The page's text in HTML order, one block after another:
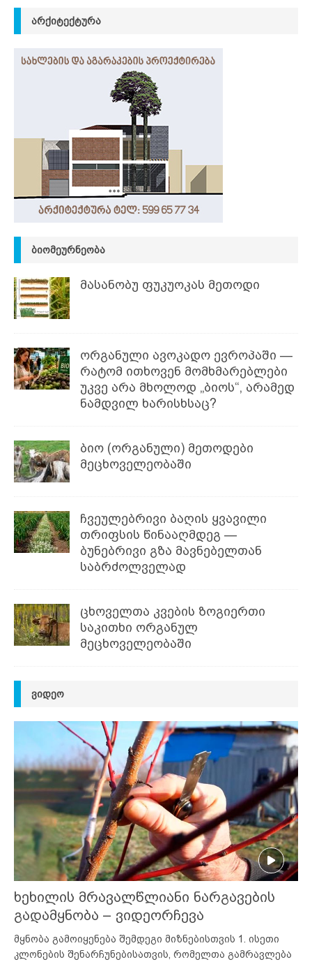
ᲐᲠᲥᲘᲢᲔᲥᲢᲣᲠᲐ
ᲑᲘᲝᲛᲔᲣᲠᲜᲔᲝᲑᲐ
მასანობუ ფუკუოკას მეთოდი
ორგანული ავოკადო ევროპაში —
რატომ ითხოვენ მომხმარებლები
უკვე არა მხოლოდ „ბიოს“, არამედ
ნამდვილ ხარისხსაც?
ბიო (ორგანული) მეთოდები
მეცხოველეობაში
ჩვეულებრივი ბაღის ყვავილი
თრიფსის წინააღმდეგ —
ბუნებრივი გზა მავნებელთან
საბრძოლველად
ცხოველთა კვების ზოგიერთი
საკითხი ორგანულ
მეცხოველეობაში
ᲕᲘᲓᲔᲝ
ხეხილის მრავალწლიანი ნარგავების
გადამყნობა – ვიდეორჩევა
მყნობა გამოიყენება შემდეგი მიზნებისთვის 1. ისეთი
კლონების შენარჩუნებისათვის, რომელთა გამრავლება